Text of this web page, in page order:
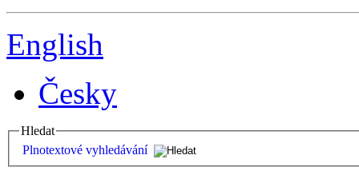
English
Česky
Hledat
Plnotextové vyhledávání